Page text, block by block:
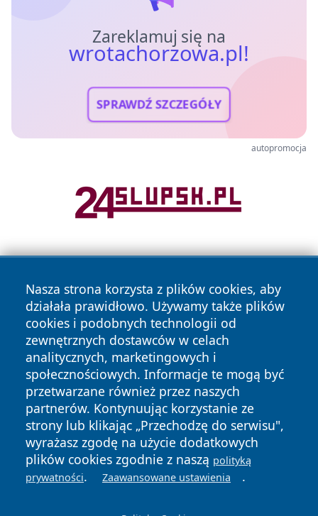
Zareklamuj się na
wrotachorzowa.pl!
SPRAWDŹ SZCZEGÓŁY
autopromocja
Nasza strona korzysta z plików cookies, aby
działała prawidłowo. Używamy także plików
cookies i podobnych technologii od
zewnętrznych dostawców w celach
analitycznych, marketingowych i
społecznościowych. Informacje te mogą być
przetwarzane również przez naszych
partnerów. Kontynuując korzystanie ze
strony lub klikając „Przechodzę do serwisu",
wyrażasz zgodę na użycie dodatkowych
plików cookies zgodnie z naszą polityką
prywatności. Zaawansowane ustawienia .
Copyright © 2026 wrotachorzowa.pl Wszystkie prawa
zastrzeżone.
News Autorzy
Polityka
Prywatności
Polityka
Cookies